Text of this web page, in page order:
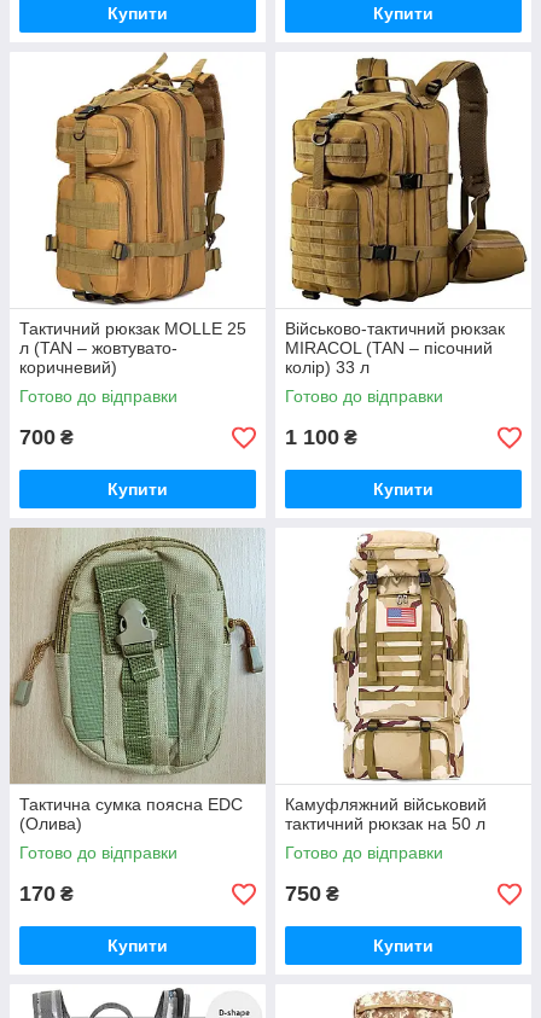
Купити Купити
Тактичний рюкзак MOLLE 25
л (TAN – жовтувато-
коричневий)
Готово до відправки
700 ₴
Купити
Військово-тактичний рюкзак
MIRACOL (TAN – пісочний
колір) 33 л
Готово до відправки
1 100 ₴
Купити
Тактична сумка поясна EDC
(Олива)
Готово до відправки
170 ₴
Купити
Камуфляжний військовий
тактичний рюкзак на 50 л
Готово до відправки
750 ₴
Купити